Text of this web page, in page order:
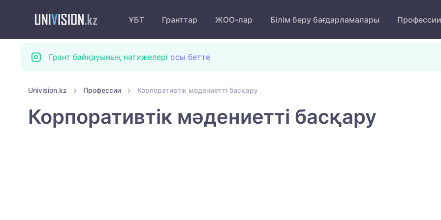
ҰБТ Гранттар ЖОО-лар Білім беру бағдарламалары Профессии
Грант байқауының нәтижелері осы бетте
Univision.kz Профессии Корпоративтік мәдениетті басқару
Корпоративтік мәдениетті басқару